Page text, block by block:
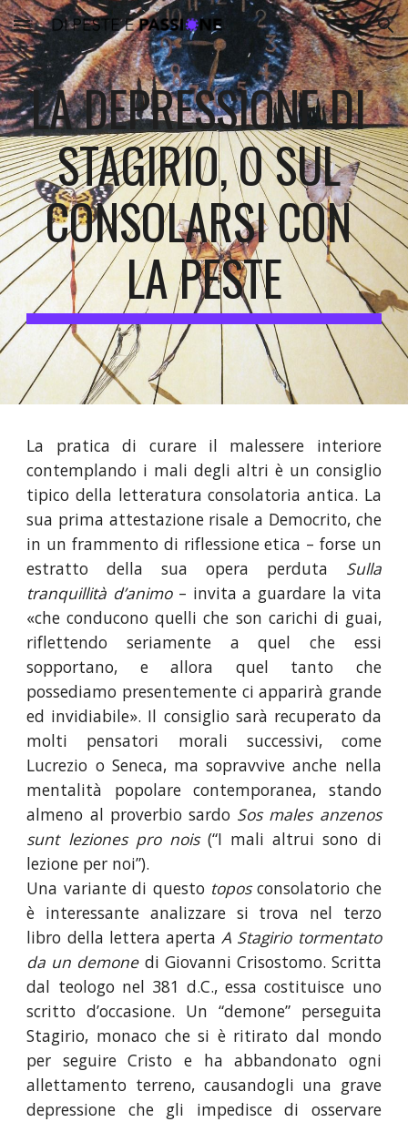
Skip to main content Skip to navigation
LA DEPRESSIONE DI
STAGIRIO, O SUL
CONSOLARSI CON
LA PESTE
La pratica di curare il malessere interiore
contemplando i mali degli altri è un consiglio
tipico della letteratura consolatoria antica. La
sua prima attestazione risale a Democrito, che
in un frammento di riflessione etica – forse un
estratto della sua opera perduta Sulla
tranquillità d’animo– invita a guardare la vita
«che conducono quelli che son carichi di guai,
riflettendo seriamente a quel che essi
sopportano, e allora quel tanto che
possediamo presentemente ci apparirà grande
ed invidiabile». Il consiglio sarà recuperato da
molti pensatori morali successivi, come
Lucrezio o Seneca, ma sopravvive anche nella
mentalità popolare contemporanea, stando
almeno al proverbio sardo Sos males anzenos
sunt leziones pro nois(“I mali altrui sono di
lezione per noi”).
Una variante di questo toposconsolatorio che
è interessante analizzare si trova nel terzo
libro della lettera apertaA Stagirio tormentato
da un demonedi Giovanni Crisostomo. Scritta
dal teologo nel 381 d.C., essa costituisce uno
scritto d’occasione. Un “demone” perseguita
Stagirio, monaco che si è ritirato dal mondo
per seguire Cristo e ha abbandonato ogni
allettamento terreno, causandogli una grave
depressione che gli impedisce di osservare